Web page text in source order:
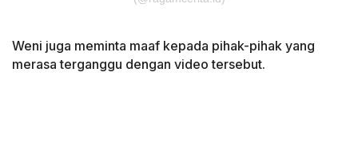
Weni juga meminta maaf kepada pihak-pihak yang
merasa terganggu dengan video tersebut.